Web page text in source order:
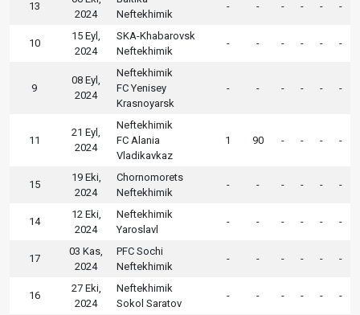
13
2024
Neftekhimik
- - - - - -
10
15 Eyl,
2024
SKA-Khabarovsk
Neftekhimik
- - - - - -
9
08 Eyl,
2024
Neftekhimik
FC Yenisey
Krasnoyarsk
- - - - - -
11
21 Eyl,
2024
Neftekhimik
FC Alania
Vladikavkaz
1 90 - - - -
15
19 Eki,
2024
Chornomorets
Neftekhimik
- - - - - -
14
12 Eki,
2024
Neftekhimik
Yaroslavl
- - - - - -
17
03 Kas,
2024
PFC Sochi
Neftekhimik
- - - - - -
16
27 Eki,
2024
Neftekhimik
Sokol Saratov
- - - - - -